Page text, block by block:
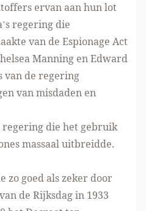
ervan aan hun lot
regering die
van de Espionage Act
Manning en Edward
van de regering
van misdaden en
regering die het gebruik
massaal uitbreidde.
zo goed als zeker door
de Rijksdag in 1933